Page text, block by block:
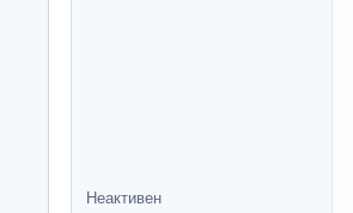
Неактивен